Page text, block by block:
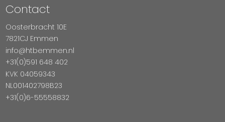
Contact
Oosterbracht 10E
7821CJ Emmen
info@htbemmen.nl
+31(0)591 648 402
KVK 04059343
NL001402798B23
+31(0)6-55558832